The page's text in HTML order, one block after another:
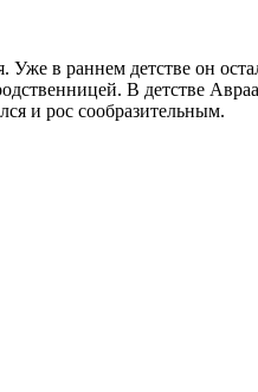
в раннем детстве он
В детстве
и рос сообразительным.